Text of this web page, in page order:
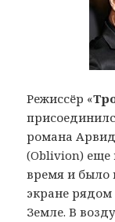
Режиссёр «
романа
(Oblivion)
время и было
экране
Земле. В